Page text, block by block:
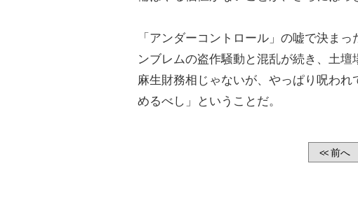
「アンダーコントロール」の嘘で決ま
ンブレムの盗作騒動と混乱が続き、土壇
麻生財務相じゃないが、やっぱり呪わ
めるべし」ということだ。
<<前へ